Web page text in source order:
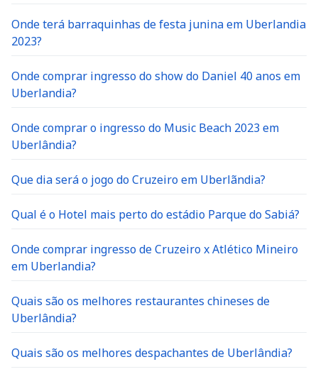
Onde terá barraquinhas de festa junina em Uberlandia
2023?
Onde comprar ingresso do show do Daniel 40 anos em
Uberlandia?
Onde comprar o ingresso do Music Beach 2023 em
Uberlândia?
Que dia será o jogo do Cruzeiro em Uberlãndia?
Qual é o Hotel mais perto do estádio Parque do Sabiá?
Onde comprar ingresso de Cruzeiro x Atlético Mineiro
em Uberlandia?
Quais são os melhores restaurantes chineses de
Uberlândia?
Quais são os melhores despachantes de Uberlândia?